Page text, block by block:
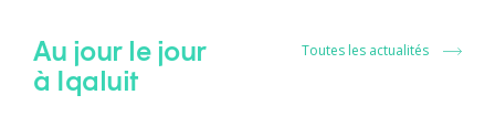
Au jour le jour
à Iqaluit
Toutes les actualités